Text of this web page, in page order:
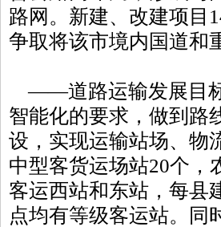
路网。新建、改建项目
争取将该市境内国道和
——道路运输发展目标
智能化的要求，做到路
设，实现运输站场、物
中型客货运场站20个，
客运西站和东站，每县
点均有等级客运站。同